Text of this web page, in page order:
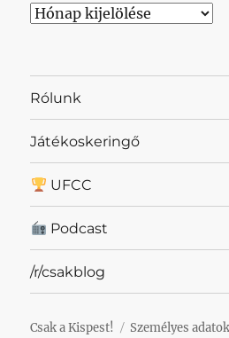
Archívum
Rólunk
Játékoskeringő
UFCC
Podcast
/r/csakblog
Csak a Kispest! Személyes